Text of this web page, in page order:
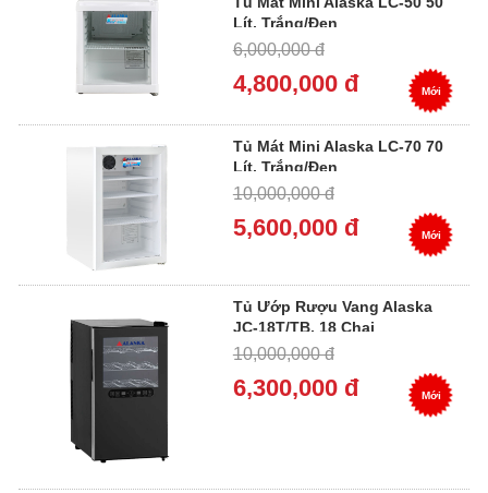
Lít, Trắng/Đen
6,000,000 đ
4,800,000 đ Mới
Tủ Mát Mini Alaska LC-70 70
Lít, Trắng/Đen
10,000,000 đ
5,600,000 đ Mới
Tủ Ướp Rượu Vang Alaska
JC-18T/TB, 18 Chai
10,000,000 đ
6,300,000 đ Mới